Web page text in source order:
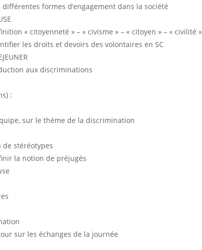
différentes formes d’engagement dans la société
« citoyenneté » – « civisme » – « citoyen » – « civilité »
les droits et devoirs des volontaires en SC
aux discriminations
:
sur le thème de la discrimination
stéréotypes
la notion de préjugés
sur les échanges de la journée